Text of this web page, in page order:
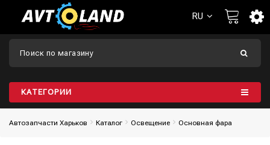
RU
КАТЕГОРИИ
Автозапчасти Харьков Каталог Освещение Основная фара